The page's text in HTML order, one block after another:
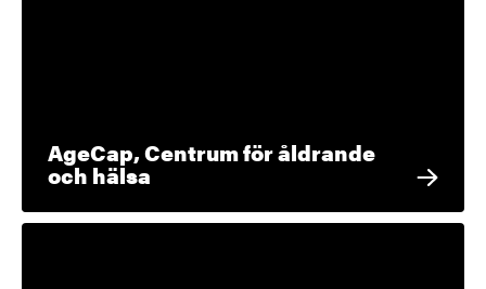
AgeCap, Centrum för åldrande
och hälsa